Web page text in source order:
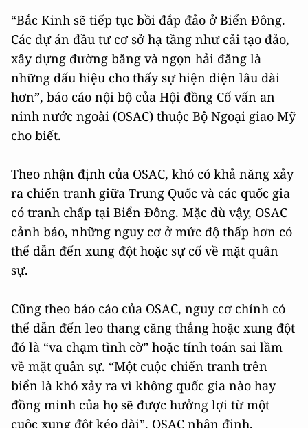
“Bắc Kinh sẽ tiếp tục bồi đắp đảo ở Biển Đông.
Các dự án đầu tư cơ sở hạ tầng như cải tạo đảo,
xây dựng đường băng và ngọn hải đăng là
những dấu hiệu cho thấy sự hiện diện lâu dài
hơn”, báo cáo nội bộ của Hội đồng Cố vấn an
ninh nước ngoài (OSAC) thuộc Bộ Ngoại giao Mỹ
cho biết.
Theo nhận định của OSAC, khó có khả năng xảy
ra chiến tranh giữa Trung Quốc và các quốc gia
có tranh chấp tại Biển Đông. Mặc dù vậy, OSAC
cảnh báo, những nguy cơ ở mức độ thấp hơn có
thể dẫn đến xung đột hoặc sự cố về mặt quân
sự.
Cũng theo báo cáo của OSAC, nguy cơ chính có
thể dẫn đến leo thang căng thẳng hoặc xung đột
đó là “va chạm tình cờ” hoặc tính toán sai lầm
về mặt quân sự. “Một cuộc chiến tranh trên
biển là khó xảy ra vì không quốc gia nào hay
đồng minh của họ sẽ được hưởng lợi từ một
cuộc xung đột kéo dài”, OSAC nhận định.